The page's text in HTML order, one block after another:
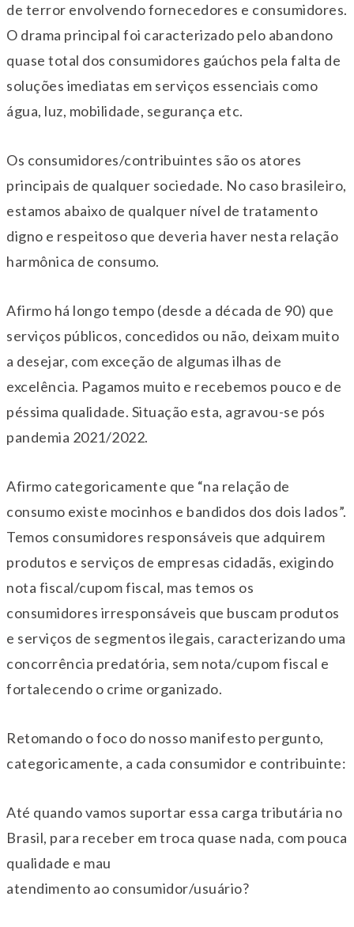
de terror envolvendo fornecedores e consumidores.
O drama principal foi caracterizado pelo abandono
quase total dos consumidores gaúchos pela falta de
soluções imediatas em serviços essenciais como
água, luz, mobilidade, segurança etc.
Os consumidores/contribuintes são os atores
principais de qualquer sociedade. No caso brasileiro,
estamos abaixo de qualquer nível de tratamento
digno e respeitoso que deveria haver nesta relação
harmônica de consumo.
Afirmo há longo tempo (desde a década de 90) que
serviços públicos, concedidos ou não, deixam muito
a desejar, com exceção de algumas ilhas de
excelência. Pagamos muito e recebemos pouco e de
péssima qualidade. Situação esta, agravou-se pós
pandemia 2021/2022.
Afirmo categoricamente que “na relação de
consumo existe mocinhos e bandidos dos dois lados”.
Temos consumidores responsáveis que adquirem
produtos e serviços de empresas cidadãs, exigindo
nota fiscal/cupom fiscal, mas temos os
consumidores irresponsáveis que buscam produtos
e serviços de segmentos ilegais, caracterizando uma
concorrência predatória, sem nota/cupom fiscal e
fortalecendo o crime organizado.
Retomando o foco do nosso manifesto pergunto,
categoricamente, a cada consumidor e contribuinte:
Até quando vamos suportar essa carga tributária no
Brasil, para receber em troca quase nada, com pouca
qualidade e mau
atendimento ao consumidor/usuário?